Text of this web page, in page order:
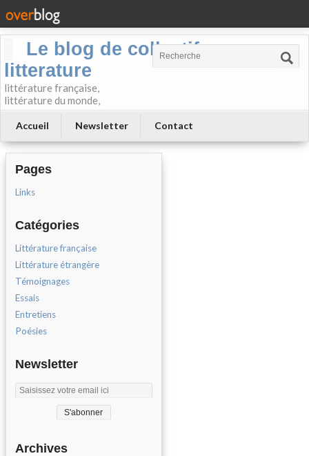
Le blog de collectif-
litterature
littérature française,
littérature du monde,
Accueil Newsletter Contact
Pages
Links
Catégories
Littérature française
Littérature étrangère
Témoignages
Essais
Entretiens
Poésies
Newsletter
Archives